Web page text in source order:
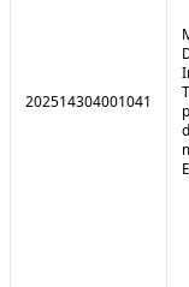
202514304001041